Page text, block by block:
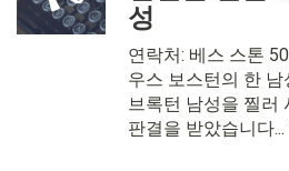
성
연락처: 베스 스톤
우스 보스턴의 한
브록턴 남성을 찔러
판결을 받았습니다...